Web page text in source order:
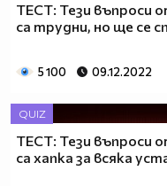
ТЕСТ: Тези въпроси
са трудни, но ще се
5 100 09.12.2022
QUIZ
ТЕСТ: Тези въпроси
са хапка за всяка